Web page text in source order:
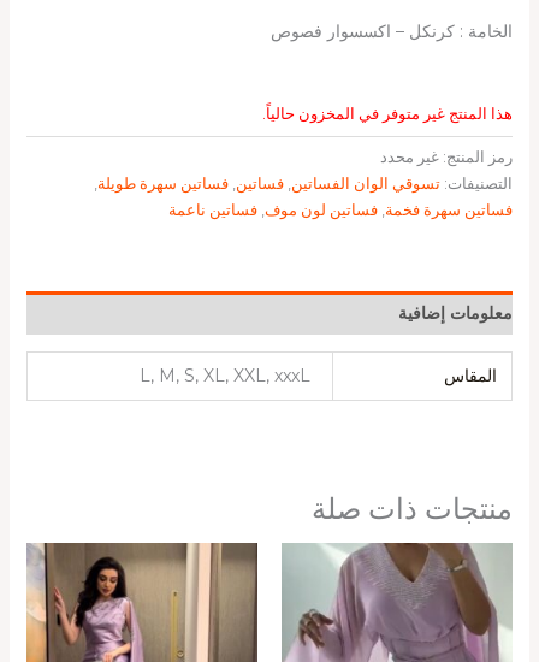
الخامة : كرنكل – اكسسوار فصوص
هذا المنتج غير متوفر في المخزون حالياً.
رمز المنتج: غير محدد
التصنيفات: تسوقي الوان الفساتين, فساتين, فساتين سهرة طويلة,
فساتين سهرة فخمة, فساتين لون موف, فساتين ناعمة
معلومات إضافية
المقاس L, M, S, XL, XXL, xxxL
منتجات ذات صلة